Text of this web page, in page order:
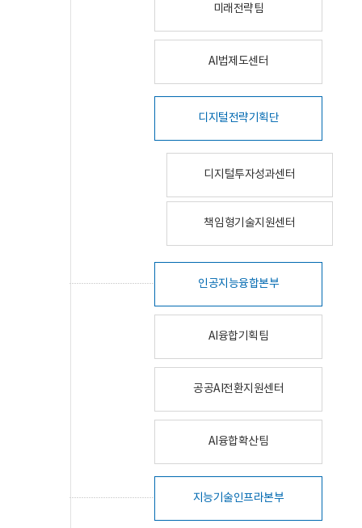
미래전략팀
AI법제도센터
디지털전략기획단
디지털투자성과센터
책임형기술지원센터
인공지능융합본부
AI융합기획팀
공공AI전환지원센터
AI융합확산팀
지능기술인프라본부